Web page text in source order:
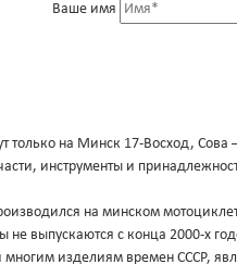
Ваше имя
на Минск 17-Восход, Сова
инструменты и
на минском
выпускаются с конца 2000-х
изделиям времен СССР,